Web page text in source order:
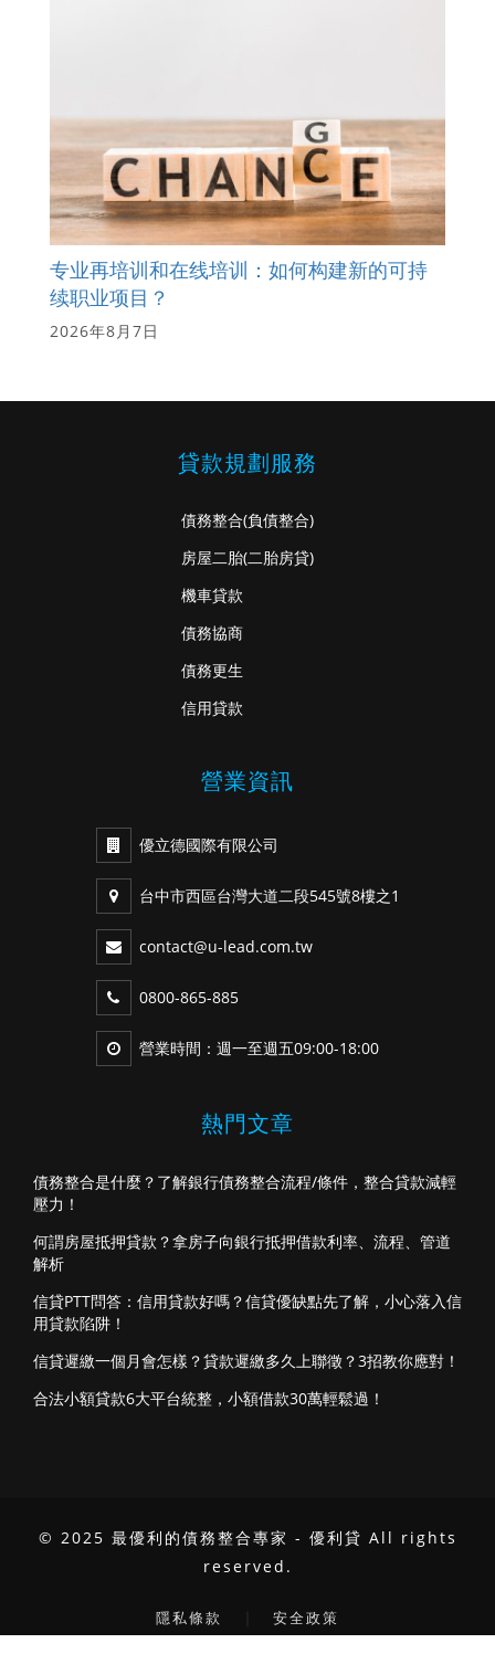
专业再培训和在线培训：如何构建新的可持
续职业项目？
2026年8月7日
貸款規劃服務
債務整合(負債整合)
房屋二胎(二胎房貸)
機車貸款
債務協商
債務更生
信用貸款
營業資訊
優立德國際有限公司
台中市西區台灣大道二段545號8樓之1
contact@u-lead.com.tw
0800-865-885
營業時間：週一至週五09:00-18:00
熱門文章
債務整合是什麼？了解銀行債務整合流程/條件，整合貸款減輕
壓力！
何謂房屋抵押貸款？拿房子向銀行抵押借款利率、流程、管道
解析
信貸PTT問答：信用貸款好嗎？信貸優缺點先了解，小心落入信
用貸款陷阱！
信貸遲繳一個月會怎樣？貸款遲繳多久上聯徵？3招教你應對！
合法小額貸款6大平台統整，小額借款30萬輕鬆過！
© 2025 最優利的債務整合專家 - 優利貸 All rights
reserved.
隱私條款 安全政策